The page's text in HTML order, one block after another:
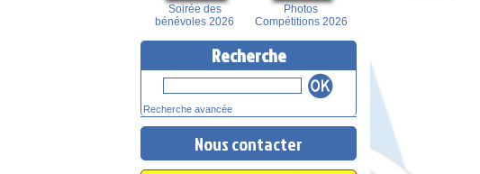
Soirée des
bénévoles 2026
Photos
Compétitions 2026
Recherche
Recherche avancée
Nous contacter